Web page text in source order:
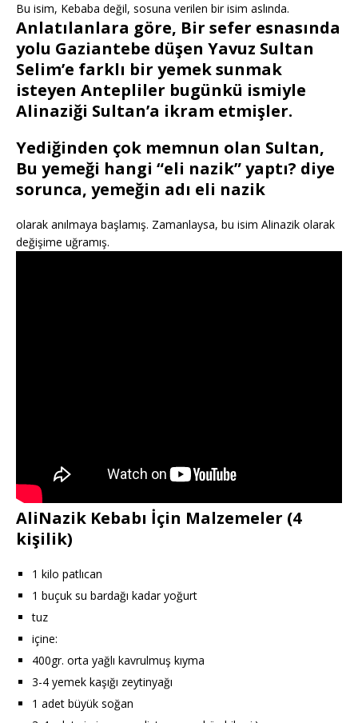
Bu isim, Kebaba değil, sosuna verilen bir isim aslında.
Anlatılanlara göre, Bir sefer esnasında
yolu Gaziantebe düşen Yavuz Sultan
Selim’e farklı bir yemek sunmak
isteyen Antepliler bugünkü ismiyle
Alinaziği Sultan’a ikram etmişler.
Yediğinden çok memnun olan Sultan,
Bu yemeği hangi “eli nazik” yaptı? diye
sorunca, yemeğin adı eli nazik
olarak anılmaya başlamış. Zamanlaysa, bu isim Alinazik olarak
değişime uğramış.
AliNazik Kebabı İçin Malzemeler (4
kişilik)
1 kilo patlıcan
1 buçuk su bardağı kadar yoğurt
tuz
içine:
400gr. orta yağlı kavrulmuş kıyma
3-4 yemek kaşığı zeytinyağı
1 adet büyük soğan